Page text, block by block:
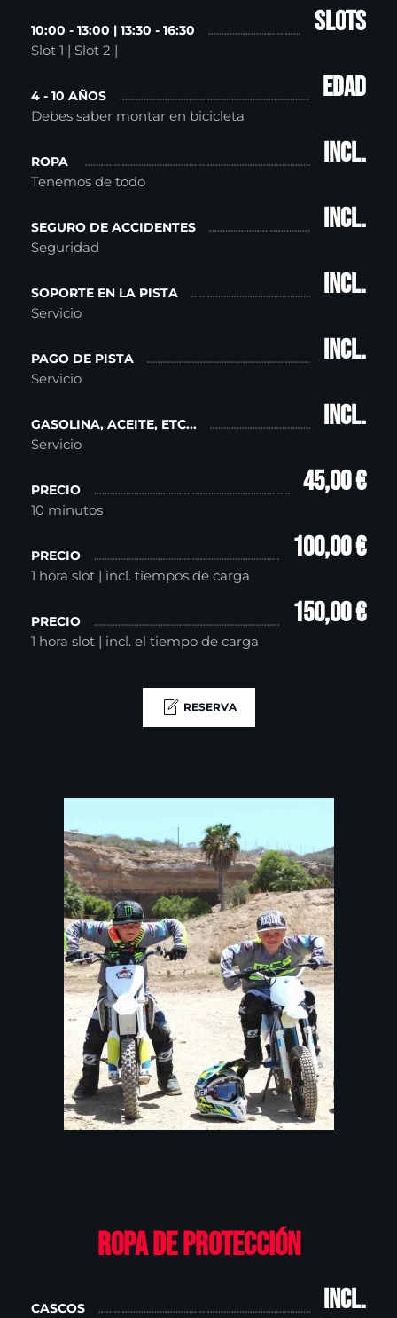
10:00 - 13:00 | 13:30 - 16:30 Slots
Slot 1 | Slot 2 |
4 - 10 AÑOS Edad
Debes saber montar en bicicleta
ROPA incl.
Tenemos de todo
SEGURO DE ACCIDENTES incl.
Seguridad
SOPORTE EN LA PISTA incl.
Servicio
PAGO DE PISTA incl.
Servicio
GASOLINA, ACEITE, ETC... incl.
Servicio
PRECIO 45,00 €
10 minutos
PRECIO 100,00 €
1 hora slot | incl. tiempos de carga
PRECIO 150,00 €
1 hora slot | incl. el tiempo de carga
RESERVA
Ropa de protección
CASCOS incl.